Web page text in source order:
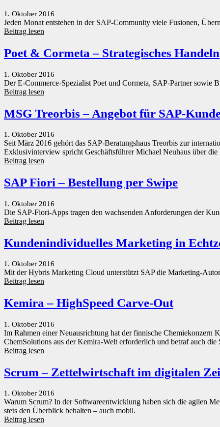
1. Oktober 2016
Jeden Monat entstehen in der SAP-Community viele Fusionen,
Beitrag lesen
Poet & Cormeta – Strategisches Handeln
1. Oktober 2016
Der E-Commerce-Spezialist Poet und Cormeta, SAP-Partner sowie
Beitrag lesen
MSG Treorbis – Angebot für SAP-
1. Oktober 2016
Seit März 2016 gehört das SAP-Beratungshaus Treorbis zur
Exklusivinterview spricht Geschäftsführer Michael Neuhaus über die
Beitrag lesen
SAP Fiori – Bestellung per Swipe
1. Oktober 2016
Die SAP-Fiori-Apps tragen den wachsenden Anforderungen der
Beitrag lesen
Kundenindividuelles Marketing in
1. Oktober 2016
Mit der Hybris Marketing Cloud unterstützt SAP die Marketing-
Beitrag lesen
Kemira – HighSpeed Carve-Out
1. Oktober 2016
Im Rahmen einer Neuausrichtung hat der finnische Chemiekonzern
ChemSolutions aus der Kemira-Welt erforderlich und betraf auch die
Beitrag lesen
Scrum – Zettelwirtschaft im digitalen
1. Oktober 2016
Warum Scrum? In der Softwareentwicklung haben sich die agilen
stets den Überblick behalten – auch mobil.
Beitrag lesen